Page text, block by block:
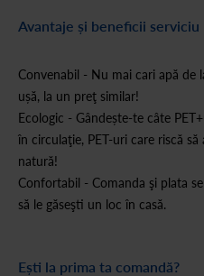
Avantaje și beneficii serviciu
Convenabil - Nu mai cari apă de
ușă, la un preţ similar!
Ecologic - Gândește-te câte
în circulaţie, PET-uri care riscă
natură!
Confortabil - Comanda şi plata
să le găseşti un loc în casă.
Ești la prima ta comandă?